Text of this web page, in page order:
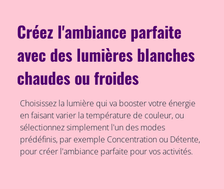
Créez l'ambiance parfaite
avec des lumières blanches
chaudes ou froides
Choisissez la lumière qui va booster votre énergie
en faisant varier la température de couleur, ou
sélectionnez simplement l'un des modes
prédéfinis, par exemple Concentration ou Détente,
pour créer l'ambiance parfaite pour vos activités.